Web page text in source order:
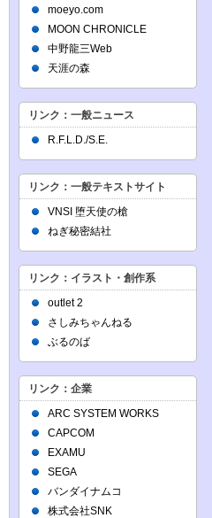
moeyo.com
MOON CHRONICLE
中野龍三Web
天涯の森
リンク：一般ニュース
R.F.L.D./S.E.
リンク：一般テキストサイト
VNSI 堕天使の槍
ねぎ秘密結社
リンク：イラスト・創作系
outlet 2
さしみちゃんねる
ぶるのば
リンク：企業
ARC SYSTEM WORKS
CAPCOM
EXAMU
SEGA
バンダイナムコ
株式会社SNK